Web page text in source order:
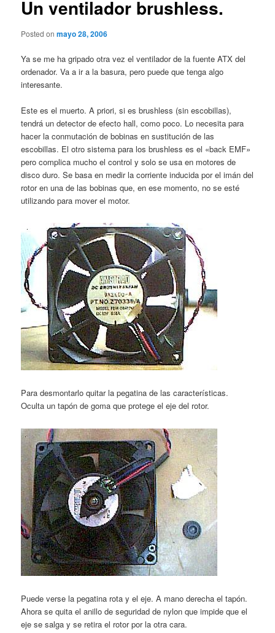
Un ventilador brushless.
Posted onmayo 28, 2006
Ya se me ha gripado otra vez el ventilador de la fuente ATX del
ordenador. Va a ir a la basura, pero puede que tenga algo
interesante.
Este es el muerto. A priori, si es brushless (sin escobillas),
tendrá un detector de efecto hall, como poco. Lo necesita para
hacer la conmutación de bobinas en sustitución de las
escobillas. El otro sistema para los brushless es el «back EMF»
pero complica mucho el control y solo se usa en motores de
disco duro. Se basa en medir la corriente inducida por el imán del
rotor en una de las bobinas que, en ese momento, no se esté
utilizando para mover el motor.
Para desmontarlo quitar la pegatina de las características.
Oculta un tapón de goma que protege el eje del rotor.
Puede verse la pegatina rota y el eje. A mano derecha el tapón.
Ahora se quita el anillo de seguridad de nylon que impide que el
eje se salga y se retira el rotor por la otra cara.